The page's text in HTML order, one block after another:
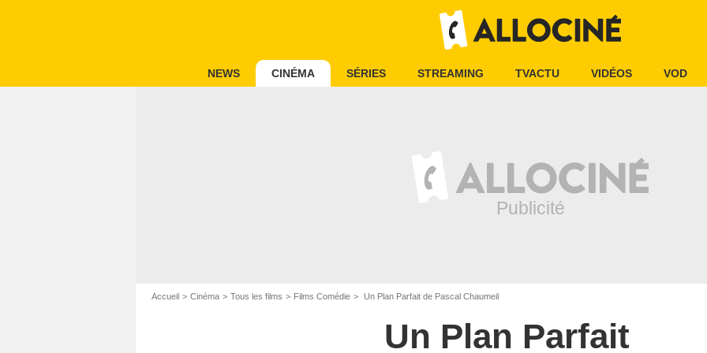
NEWS CINÉMA SÉRIES STREAMING TVACTU VIDÉOS VOD
Accueil Cinéma Tous les films Films Comédie Un Plan Parfait de Pascal Chaumeil
Un Plan Parfait